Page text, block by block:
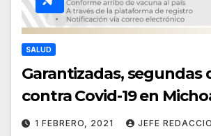
SALUD
Garantizadas, segundas
contra Covid-19 en
1 FEBRERO, 2021 JEFE